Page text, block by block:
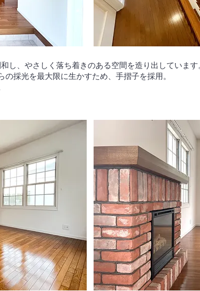
し、やさしく落ち着きのある空間を造り出しています
採光を最大限に生かすため、手摺子を採用。